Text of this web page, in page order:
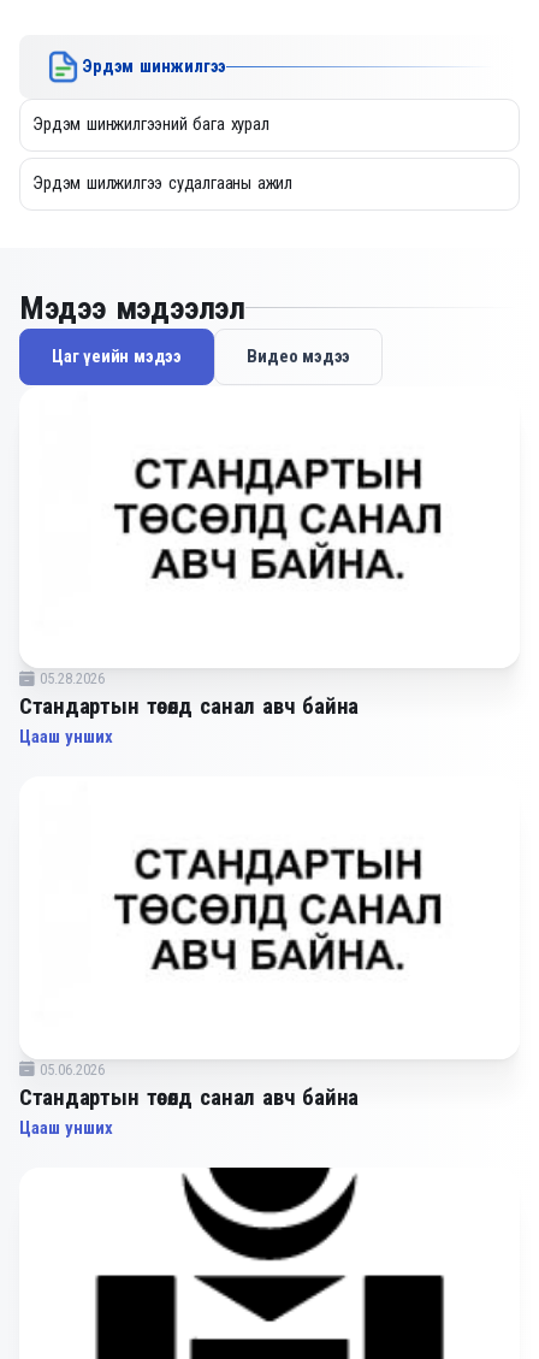
Эрдэм шинжилгээ
Эрдэм шинжилгээний бага хурал
Эрдэм шилжилгээ судалгааны ажил
Мэдээ мэдээлэл
Цаг үеийн мэдээ Видео мэдээ
05.28.2026
Стандартын төсөлд санал авч байна
Цааш унших
05.06.2026
Стандартын төсөлд санал авч байна
Цааш унших